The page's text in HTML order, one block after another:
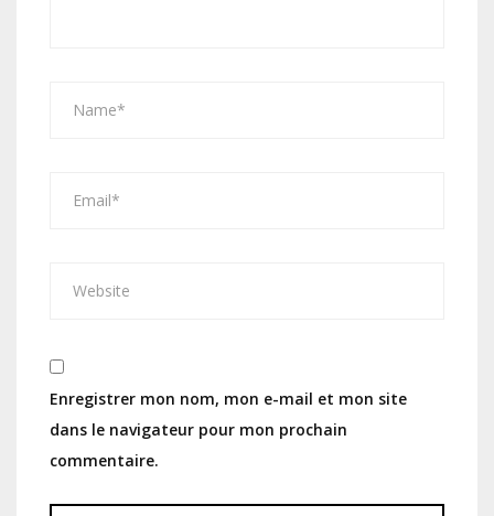
Enregistrer mon nom, mon e-mail et mon site
dans le navigateur pour mon prochain
commentaire.